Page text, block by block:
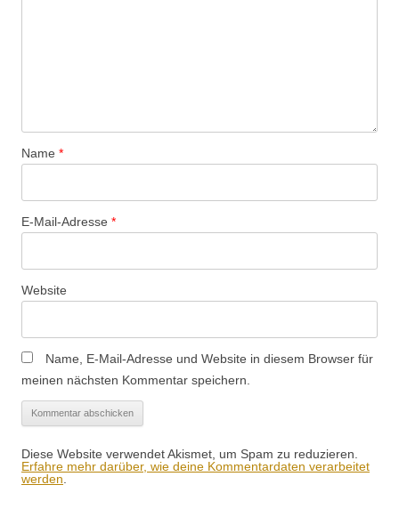
Name *
E-Mail-Adresse *
Website
Name, E-Mail-Adresse und Website in diesem Browser für
meinen nächsten Kommentar speichern.
Diese Website verwendet Akismet, um Spam zu reduzieren.
Erfahre mehr darüber, wie deine Kommentardaten verarbeitet
werden